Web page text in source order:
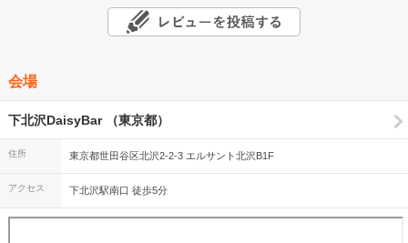
会場
下北沢DaisyBar （東京都）
住所 東京都世田谷区北沢2-2-3 エルサント北沢B1F
アクセス 下北沢駅南口 徒歩5分